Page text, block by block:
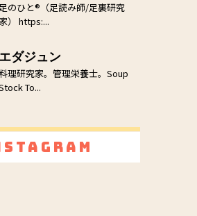
足のひと®（足読み師/足裏研究
） https:...
エダジュン
理研究家。管理栄養士。Soup
To...